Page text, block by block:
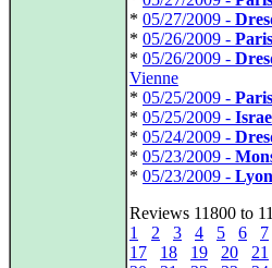
* 05/27/2009 -
* 05/26/2009 - Paris
* 05/26/2009 -
Vienne
* 05/25/2009 - Paris
* 05/25/2009 -
* 05/24/2009 -
* 05/23/2009 -
* 05/23/2009 - Lyon
Reviews 11800 to
1
2 3 4 5 6 7
17
18 19 20 21